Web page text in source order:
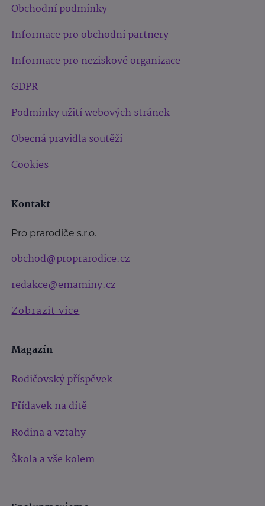
Obchodní podmínky
Informace pro obchodní partnery
Informace pro neziskové organizace
GDPR
Podmínky užití webových stránek
Obecná pravidla soutěží
Cookies
Kontakt
Pro prarodiče s.r.o.
obchod@proprarodice.cz
redakce@emaminy.cz
Zobrazit více
Magazín
Rodičovský příspěvek
Přídavek na dítě
Rodina a vztahy
Škola a vše kolem